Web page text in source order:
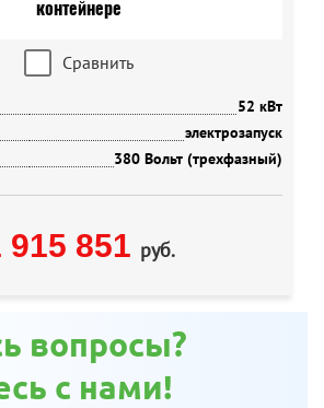
Сравнить
52 кВт
электрозапуск
380 Вольт (трехфазный)
915 851 руб.
вопросы?
с нами!